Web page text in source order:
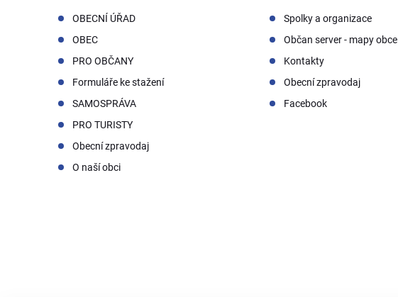
OBECNÍ ÚŘAD
OBEC
PRO OBČANY
Formuláře ke stažení
SAMOSPRÁVA
PRO TURISTY
Obecní zpravodaj
O naší obci
Spolky a organizace
Občan server - mapy obce
Kontakty
Obecní zpravodaj
Facebook